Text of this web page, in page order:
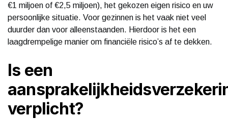
€1 miljoen of €2,5 miljoen), het gekozen eigen risico en uw
persoonlijke situatie. Voor gezinnen is het vaak niet veel
duurder dan voor alleenstaanden. Hierdoor is het een
laagdrempelige manier om financiële risico’s af te dekken.
Is een
verplicht?